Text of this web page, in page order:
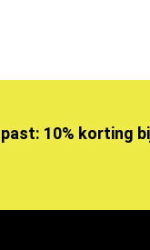
past: 10% korting